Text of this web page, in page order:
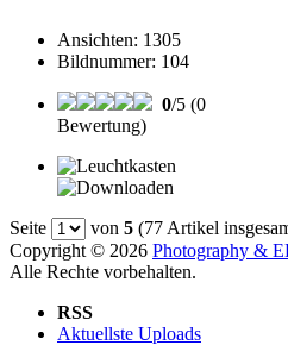
Ansichten: 1305
Bildnummer: 104
0/5 (0
Bewertung)
Seite von 5 (77 Artikel
Copyright © 2026 Photography &
Alle Rechte vorbehalten.
RSS
Aktuellste Uploads